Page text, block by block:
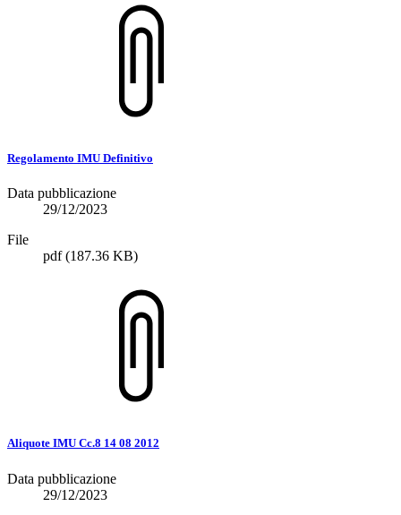
Regolamento IMU Definitivo
Data pubblicazione
29/12/2023
File
pdf(187.36 KB)
Aliquote IMU Cc.8 14 08 2012
Data pubblicazione
29/12/2023